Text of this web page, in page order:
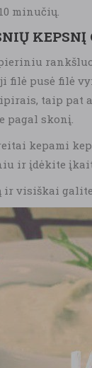
minučių.
KEPSNĮ
filė pusė filė
taip pat
pagal skonį.
kepami
ir įdėkite
ir visiškai